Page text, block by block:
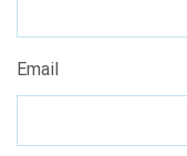
Email